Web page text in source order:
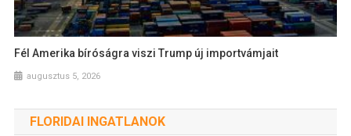
Fél Amerika bíróságra viszi Trump új importvámjait
augusztus 5, 2026
FLORIDAI INGATLANOK